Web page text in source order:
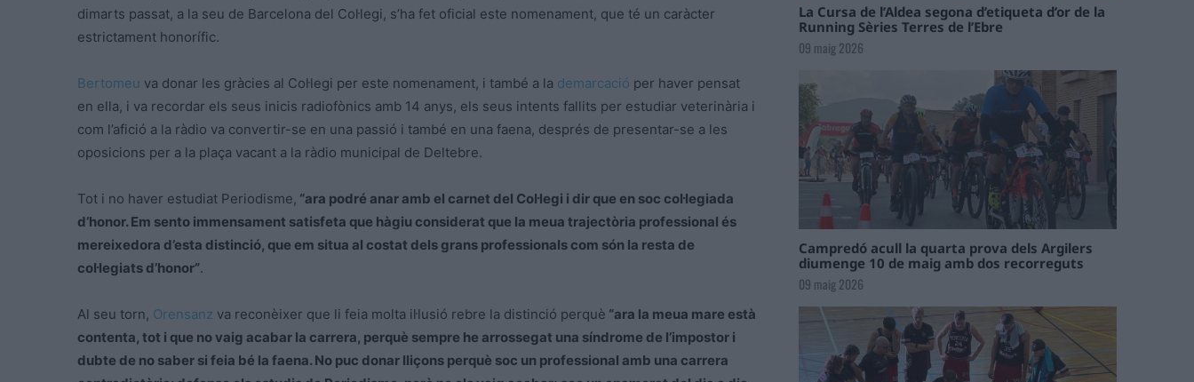
dimarts passat, a la seu de Barcelona del Col·legi, s’ha fet oficial este nomenament, que té un caràcter
estrictament honorífic.
Bertomeu va donar les gràcies al Col·legi per este nomenament, i també a la demarcació per haver pensat
en ella, i va recordar els seus inicis radiofònics amb 14 anys, els seus intents fallits per estudiar veterinària i
com l’afició a la ràdio va convertir-se en una passió i també en una faena, després de presentar-se a les
oposicions per a la plaça vacant a la ràdio municipal de Deltebre.
Tot i no haver estudiat Periodisme, “ara podré anar amb el carnet del Col·legi i dir que en soc col·legiada
d’honor. Em sento immensament satisfeta que hàgiu considerat que la meua trajectòria professional és
mereixedora d’esta distinció, que em situa al costat dels grans professionals com són la resta de
col·legiats d’honor”.
Al seu torn, Orensanz va reconèixer que li feia molta il·lusió rebre la distinció perquè “ara la meua mare està
contenta, tot i que no vaig acabar la carrera, perquè sempre he arrossegat una síndrome de l’impostor i
dubte de no saber si feia bé la faena. No puc donar lliçons perquè soc un professional amb una carrera
La Cursa de l’Aldea segona d’etiqueta d’or de la
Running Sèries Terres de l’Ebre
09 maig 2026
Campredó acull la quarta prova dels Argilers
diumenge 10 de maig amb dos recorreguts
09 maig 2026